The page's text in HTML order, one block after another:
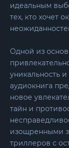
идеальным
тех, кто хочет
Одной из
уникальность
аудиокнига
новое
тайн и
изощренными
триллеров с